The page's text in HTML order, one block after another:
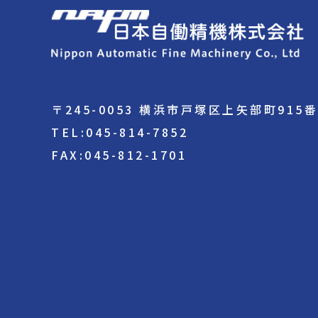
〒245-0053 横浜市戸塚区上矢部町915
TEL:045-814-7852
FAX:045-812-1701